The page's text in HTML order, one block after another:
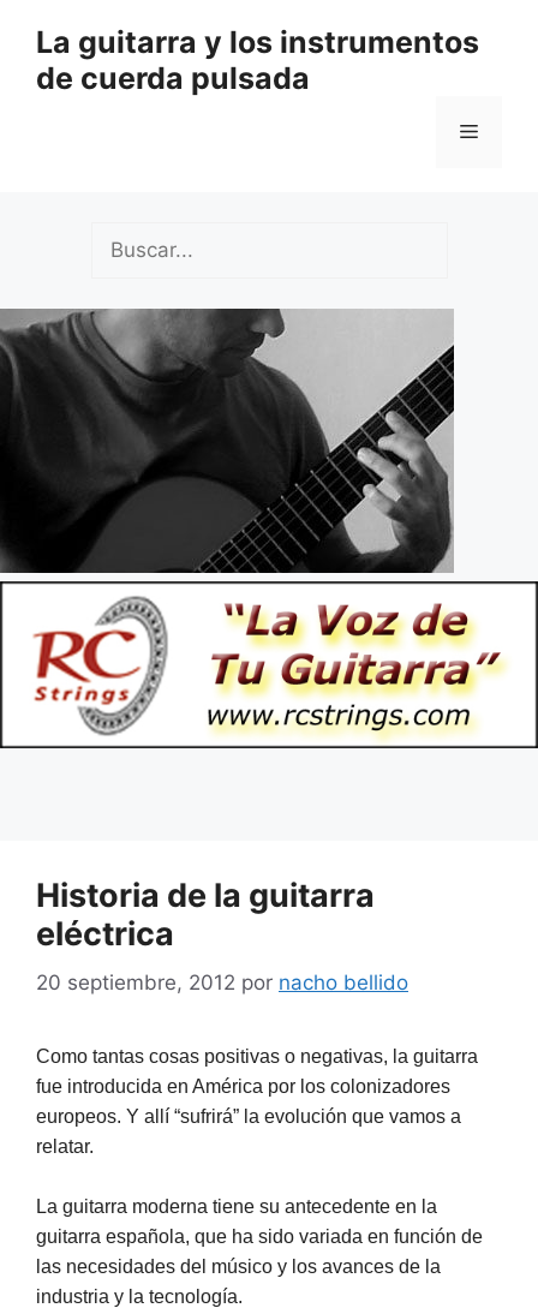
contenido
La guitarra y los instrumentos
de cuerda pulsada
Menú
Historia de la guitarra
eléctrica
20 septiembre, 2012 por nacho bellido
Como tantas cosas positivas o negativas, la guitarra
fue introducida en América por los colonizadores
europeos. Y allí “sufrirá” la evolución que vamos a
relatar.
La guitarra moderna tiene su antecedente en la
guitarra española, que ha sido variada en función de
las necesidades del músico y los avances de la
industria y la tecnología.